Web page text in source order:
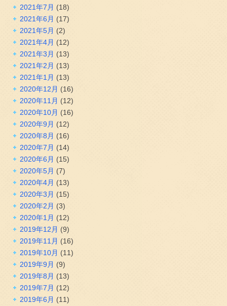
2021年7月 (18)
2021年6月 (17)
2021年5月 (2)
2021年4月 (12)
2021年3月 (13)
2021年2月 (13)
2021年1月 (13)
2020年12月 (16)
2020年11月 (12)
2020年10月 (16)
2020年9月 (12)
2020年8月 (16)
2020年7月 (14)
2020年6月 (15)
2020年5月 (7)
2020年4月 (13)
2020年3月 (15)
2020年2月 (3)
2020年1月 (12)
2019年12月 (9)
2019年11月 (16)
2019年10月 (11)
2019年9月 (9)
2019年8月 (13)
2019年7月 (12)
2019年6月 (11)